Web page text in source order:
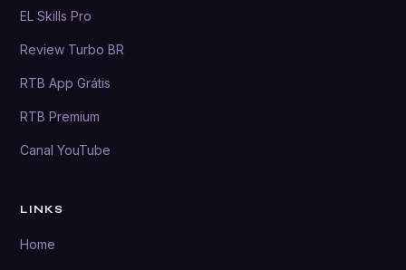
EL Skills Pro
Review Turbo BR
RTB App Grátis
RTB Premium
Canal YouTube
LINKS
Home